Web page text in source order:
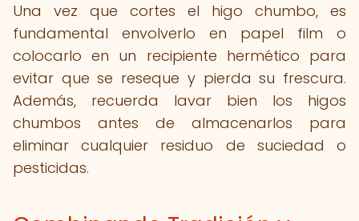
Una vez que cortes el higo chumbo, es
fundamental envolverlo en papel film o
colocarlo en un recipiente hermético para
evitar que se reseque y pierda su frescura.
Además, recuerda lavar bien los higos
chumbos antes de almacenarlos para
eliminar cualquier residuo de suciedad o
pesticidas.